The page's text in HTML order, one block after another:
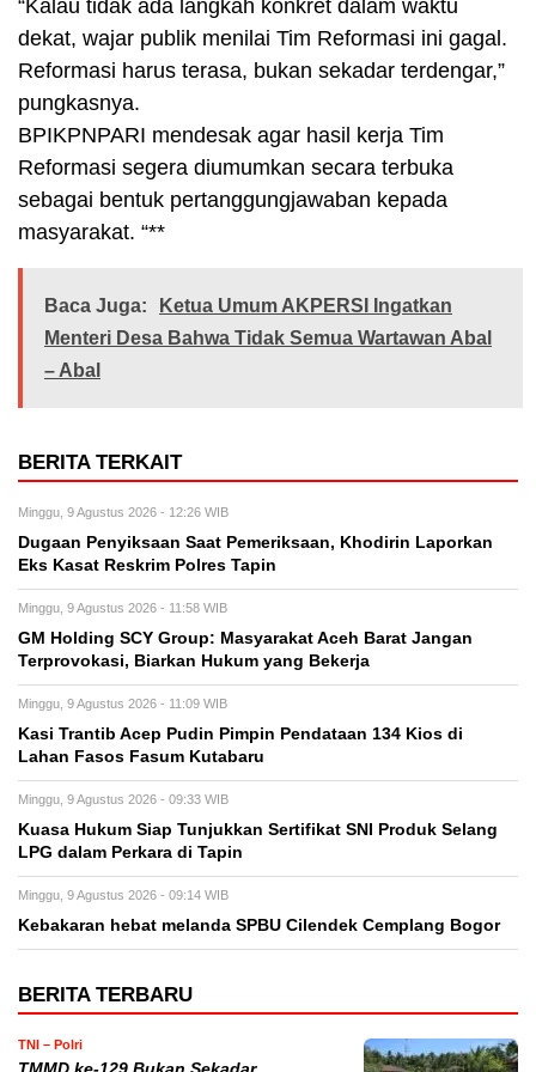
“Kalau tidak ada langkah konkret dalam waktu
dekat, wajar publik menilai Tim Reformasi ini gagal.
Reformasi harus terasa, bukan sekadar terdengar,”
pungkasnya.
BPIKPNPARI mendesak agar hasil kerja Tim
Reformasi segera diumumkan secara terbuka
sebagai bentuk pertanggungjawaban kepada
masyarakat. “**
Baca Juga:
Ketua Umum AKPERSI Ingatkan
Menteri Desa Bahwa Tidak Semua Wartawan Abal
– Abal
BERITA TERKAIT
Minggu, 9 Agustus 2026 - 12:26 WIB
Dugaan Penyiksaan Saat Pemeriksaan, Khodirin Laporkan
Eks Kasat Reskrim Polres Tapin
Minggu, 9 Agustus 2026 - 11:58 WIB
GM Holding SCY Group: Masyarakat Aceh Barat Jangan
Terprovokasi, Biarkan Hukum yang Bekerja
Minggu, 9 Agustus 2026 - 11:09 WIB
Kasi Trantib Acep Pudin Pimpin Pendataan 134 Kios di
Lahan Fasos Fasum Kutabaru
Minggu, 9 Agustus 2026 - 09:33 WIB
Kuasa Hukum Siap Tunjukkan Sertifikat SNI Produk Selang
LPG dalam Perkara di Tapin
Minggu, 9 Agustus 2026 - 09:14 WIB
Kebakaran hebat melanda SPBU Cilendek Cemplang Bogor
BERITA TERBARU
TNI – Polri